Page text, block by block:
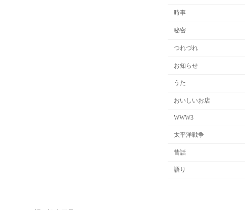
時事
秘密
つれづれ
お知らせ
うた
おいしいお店
WWW3
太平洋戦争
昔話
語り